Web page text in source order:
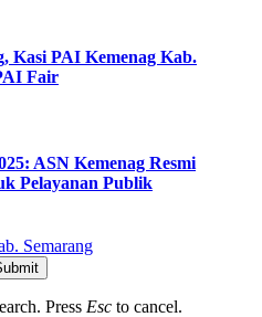
Kasi PAI Kemenag Kab.
Fair
ASN Kemenag Resmi
Pelayanan Publik
Semarang
Press Esc to cancel.